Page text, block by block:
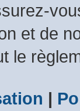
et de
le
|